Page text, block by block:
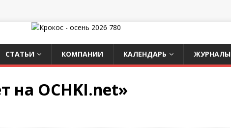
СТАТЬИ КОМПАНИИ КАЛЕНДАРЬ ЖУРНАЛЫ
на OCHKI.net»